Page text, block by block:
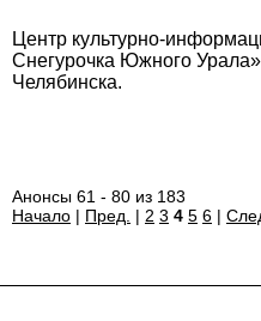
Центр культурно-
Снегурочка Южного
Челябинска.
Анонсы 61 - 80 из 183
Начало | Пред. | 2 3 4 5 6 |